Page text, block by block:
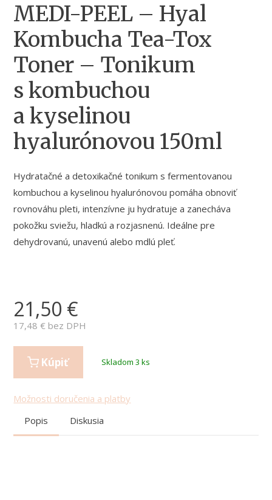
MEDI-PEEL – Hyal
Kombucha Tea-Tox
Toner – Tonikum
s kombuchou
a kyselinou
hyalurónovou 150ml
Hydratačné a detoxikačné tonikum s fermentovanou
kombuchou a kyselinou hyalurónovou pomáha obnoviť
rovnováhu pleti, intenzívne ju hydratuje a zanecháva
pokožku sviežu, hladkú a rozjasnenú. Ideálne pre
dehydrovanú, unavenú alebo mdlú pleť.
21,50 €
17,48 € bez DPH
Kúpiť Skladom 3 ks
Možnosti doručenia a platby
Popis
Diskusia